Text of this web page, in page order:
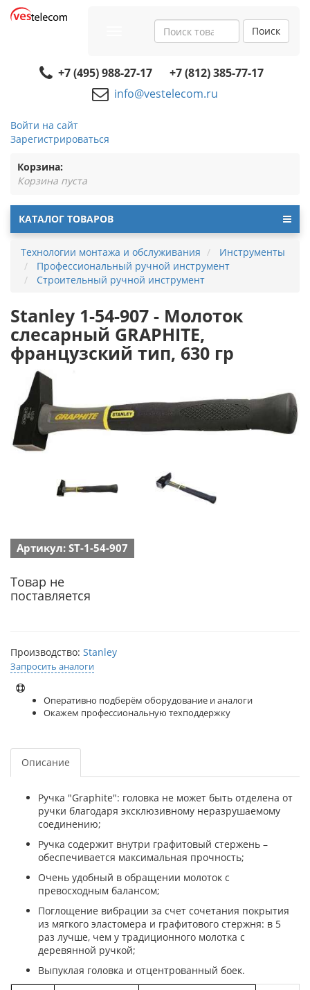
navigation
Поиск
+7 (495) 988-27-17
+7 (812) 385-77-17
info@vestelecom.ru
Войти на сайт
Зарегистрироваться
Корзина:
Корзина пуста
КАТАЛОГ ТОВАРОВ
Технологии монтажа и обслуживания
Инструменты
Профессиональный ручной инструмент
Строительный ручной инструмент
Stanley 1-54-907 - Молоток
слесарный GRAPHITE,
французский тип, 630 гр
Артикул: ST-1-54-907
Товар не
поставляется
Производство: Stanley
Запросить аналоги
Оперативно подберём оборудование и аналоги
Окажем профессиональную техподдержку
Описание
Ручка "Graphite": головка не может быть отделена от
ручки благодаря эксклюзивному неразрушаемому
соединению;
Ручка содержит внутри графитовый стержень –
обеспечивается максимальная прочность;
Очень удобный в обращении молоток с
превосходным балансом;
Поглощение вибрации за счет сочетания покрытия
из мягкого эластомера и графитового стержня: в 5
раз лучше, чем у традиционного молотка с
деревянной ручкой;
Выпуклая головка и отцентрованный боек.